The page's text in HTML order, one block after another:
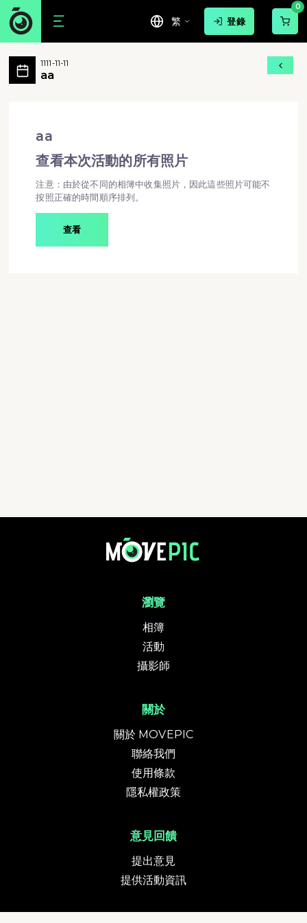
繁 登錄
0
aa 活動相簿 MovePic
aa 所有相片
1111-11-11
aa
aa
查看本次活動的所有照片
注意：由於從不同的相簿中收集照片，因此這些照片可能不
按照正確的時間順序排列。
查看
瀏覽
相簿
活動
攝影師
關於
關於 MOVEPIC
聯絡我們
使用條款
隱私權政策
意見回饋
提出意見
提供活動資訊